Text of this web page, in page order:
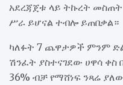
አደረጃጀቱ ላይ ትኩረት
ሥራ ይሆናል ተብሎ ይጠበቃል።
ካለፉት 7 ጨዋታዎች ምንም
ሽንፈት ያስተናገደው ሀዋሳ ቀስ
36% ብቻ የማሸነፍ ንጻሬ